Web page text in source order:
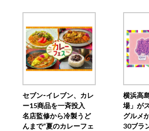
セブン‐イレブン、カレ
ー15商品を一斉投入
名店監修から冷製うど
んまで“夏のカレーフェ
横浜高
場」が
グルメ
30ブラ